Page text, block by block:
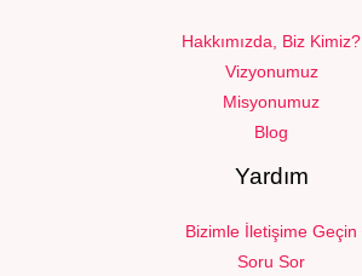
Hakkımızda, Biz Kimiz?
Vizyonumuz
Misyonumuz
Blog
Yardım
Bizimle İletişime Geçin
Soru Sor